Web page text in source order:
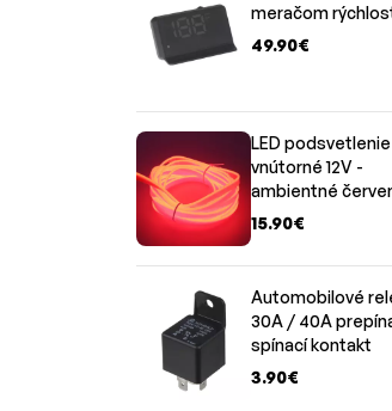
meračom
49.90€
LED podsvetlenie
vnútorné 12V -
ambientné
15.90€
Automobilové
30A / 40A
spínací kontakt
3.90€